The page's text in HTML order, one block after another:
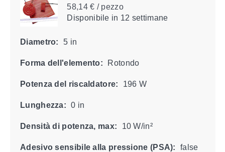
58,14 € / pezzo
Disponibile in 12 settimane
Diametro: 5 in
Forma dell'elemento: Rotondo
Potenza del riscaldatore: 196 W
Lunghezza: 0 in
Densità di potenza, max: 10 W/in²
Adesivo sensibile alla pressione (PSA): false